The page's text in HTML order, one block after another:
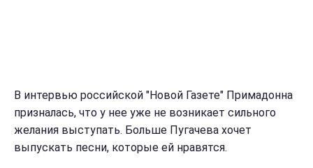
В интервью российской "Новой Газете" Примадонна
призналась, что у нее уже не возникает сильного
желания выступать. Больше Пугачева хочет
выпускать песни, которые ей нравятся.